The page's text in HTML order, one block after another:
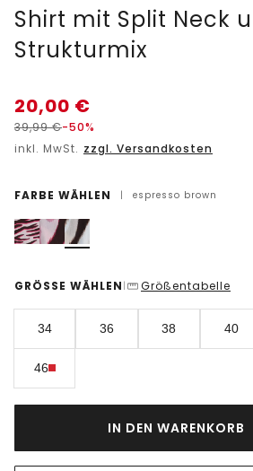
Shirt mit Split Neck
Strukturmix
20,00 €
39,99€-50%
inkl. MwSt. zzgl. Versandkosten
FARBE WÄHLEN | espresso brown
GRÖSSE WÄHLEN | Größentabelle
34 36 38 40
46
IN DEN WARENKORB